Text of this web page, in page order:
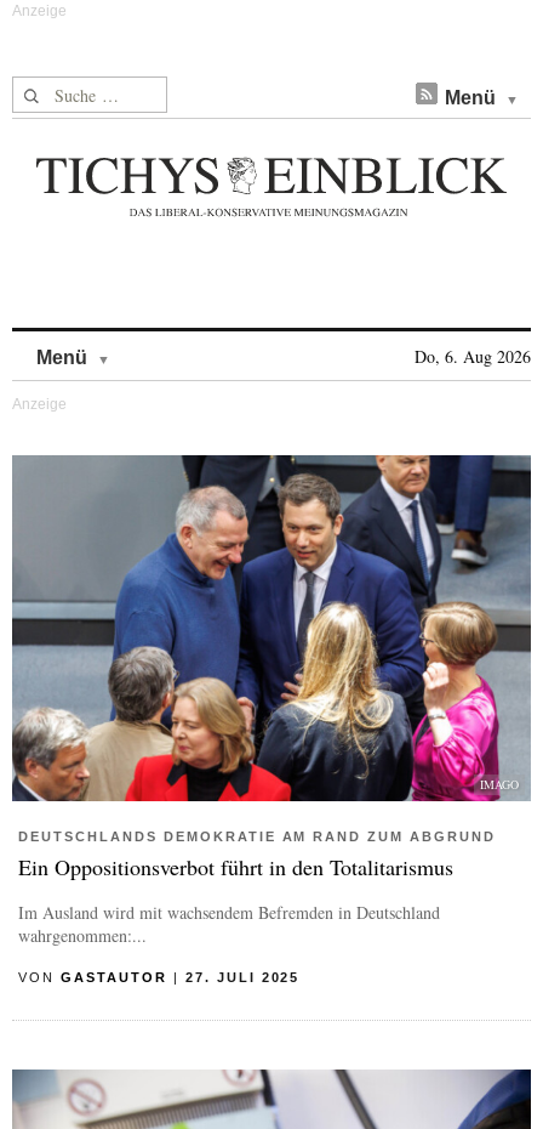
Suche nach: Menü
Menü Do, 6. Aug 2026
IMAGO
DEUTSCHLANDS DEMOKRATIE AM RAND ZUM ABGRUND
Ein Oppositionsverbot führt in den Totalitarismus
Im Ausland wird mit wachsendem Befremden in Deutschland
wahrgenommen:...
VON GASTAUTOR 27. JULI 2025